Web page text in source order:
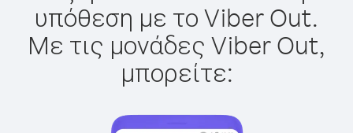
υπόθεση με το Viber Out.
Με τις μονάδες Viber Out,
μπορείτε: